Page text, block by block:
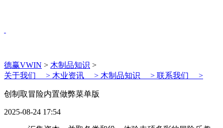
德赢VWIN > 木制品知识 >
关于我们 > 木业资讯 > 木制品知识 > 联系我们 >
创制取冒险内置做弊菜单版
2025-08-24 17:54